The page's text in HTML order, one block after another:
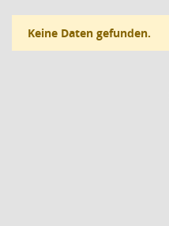
Keine Daten gefunden.